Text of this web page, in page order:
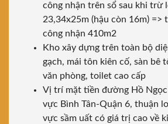
công nhận trên sổ sau khi trừ
23,34x25m (hậu còn 16m) =>
công nhận 410m2
Kho xây dựng trên toàn bộ
gạch, mái tôn kiên cố, sàn bê
văn phòng, toilet cao cấp
Vị trí mặt tiền đường Hồ Ngọc
vực Bình Tân-Quận 6, thuận
vực sầm uất có giá trị cao về